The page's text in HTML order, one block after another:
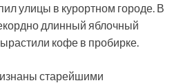
улицы в курортном городе. В
длинный яблочный
кофе в пробирке.
старейшими